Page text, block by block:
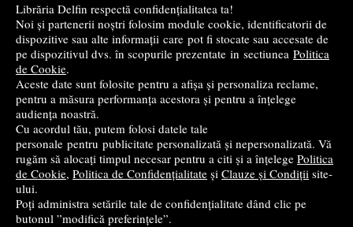
Librăria Delfin respectă confidențialitatea ta!
Noi și partenerii noștri folosim module cookie, identificatorii de
dispozitive sau alte informații care pot fi stocate sau accesate de
pe dispozitivul dvs. în scopurile prezentate in sectiunea Politica
de Cookie.
Aceste date sunt folosite pentru a afișa și personaliza reclame,
pentru a măsura performanța acestora și pentru a înțelege
audiența noastră.
Cu acordul tău, putem folosi datele tale
personale pentru publicitate personalizată și nepersonalizată. Vă
rugăm să alocați timpul necesar pentru a citi și a înțelege Politica
de Cookie, Politica de Confidențialitate și Clauze și Condiții site-
ului.
Poți administra setările tale de confidențialitate dând clic pe
butonul ”modifică preferințele”.
Penar PC03 ST Right Dinosaur 1 compartiment, 2
clapete
52,65lei
stoc indisponibil
➤ alertă stoc